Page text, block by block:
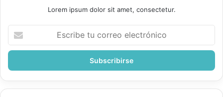
Lorem ipsum dolor sit amet, consectetur.
correo